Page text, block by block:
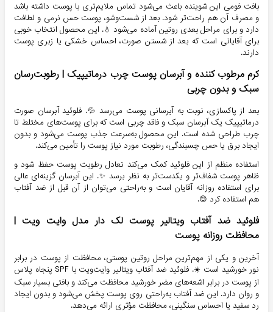
بافت فومی این شوینده باعث می‌شود تماس ملایم‌تری با پوست داشته باشد
و مصرف آن هم راحت‌تر شود. بعد از شست‌وشو، پوست حس نرمی و لطافت
دارد و برای مراحل بعدی روتین آماده می‌شود 💧. این محصول انتخاب خوبی
برای آقایانی است که بعد از شستن صورت، احساس خشکی یا زبری پوست
دارند.
کرم مرطوب کننده و آبرسان پوست چرب درماتيپيک | رطوبت‌رسان
سبک و بدون چربی
بعد از پاکسازی، نوبت به آبرسانی پوست می‌رسد 💦. فلوئید آبرسان صورت
درماتیپیک یک آبرسان سبک و فاقد چربی است که برای پوست‌های مختلط تا
چرب طراحی شده است. این محصول به‌سرعت جذب پوست می‌شود و بدون
ایجاد برق یا حس چسبندگی، رطوبت مورد نیاز پوست را تأمین می‌کند.
استفاده منظم از این فلوئید کمک می‌کند تعادل رطوبت پوست حفظ شود و
ظاهر پوست شفاف‌تر و یکدست‌تر به نظر برسد ✨. این آبرسان گزینه‌ای عالی
برای استفاده روزانه آقایان است و به‌راحتی می‌توان از آن قبل از ضد آفتاب
هم استفاده کرد 😌.
فلوئید ضد آفتاب ویتالیر پوست لک دار مدل وایت ویت |
محافظت روزانه پوست
آخرین و یکی از مهم‌ترین مراحل روتین پوستی، محافظت از پوست در برابر
نور خورشید است ☀️. فلوئید ضد آفتاب ویتالیر وایت‌ویت با SPF پنجاه پلاس
از پوست در برابر اشعه‌های مضر خورشید محافظت می‌کند و بافتی بسیار سبک
و روان دارد. این ضد آفتاب به‌راحتی روی پوست پخش می‌شود و بدون ایجاد
رد سفید یا احساس سنگینی، محافظت مؤثری ارائه می‌دهد.